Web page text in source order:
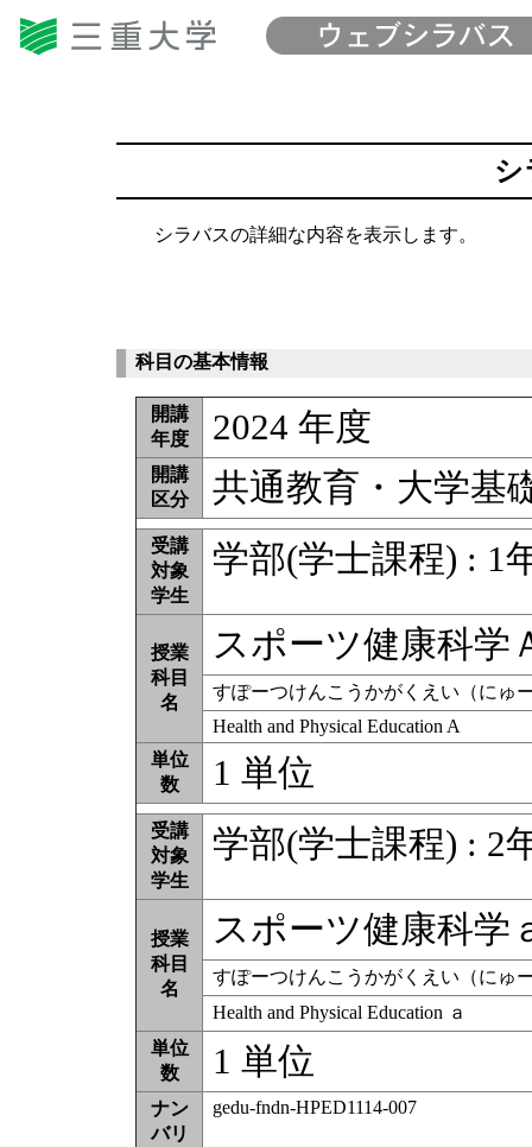
シ
シラバスの詳細な内容を表示します。
科目の基本情報
開講
年度
2024 年度
開講
区分
共通教育・大学基
受講
対象
学生
学部(学士課程) : 1
授業
科目
名
スポーツ健康科学
すぽーつけんこうかがくえい（にゅ
Health and Physical Education A
単位
数
1 単位
受講
対象
学生
学部(学士課程) : 2
授業
科目
名
スポーツ健康科学
すぽーつけんこうかがくえい（にゅ
Health and Physical Education ａ
単位
数
1 単位
ナン
バリ
gedu-fndn-HPED1114-007